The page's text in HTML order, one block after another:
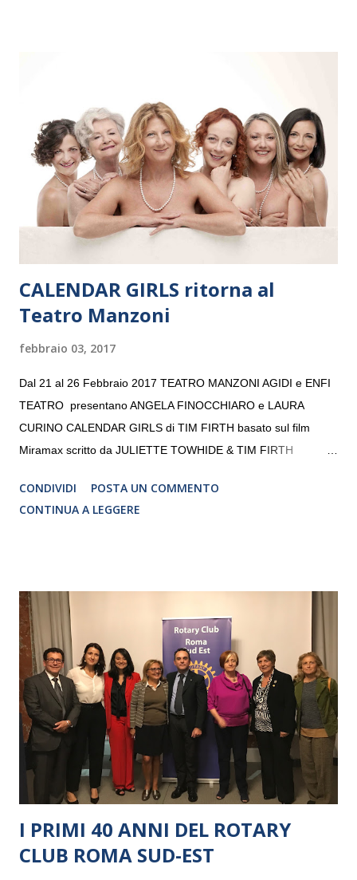
“Settembre dell’Accademia” dove si esibirà per il secondo anno
consecutivo. Il pubblico milanese avrà il piacere di applaudire i
giovani artisti della Baltic Sea Youth Philharmonic per la quarta
volta. L’orchestra, fondata nel 2008 da Kristjan Järvi (affiancato
da un prestigioso consiglio di consulent...
CALENDAR GIRLS ritorna al
Teatro Manzoni
febbraio 03, 2017
Dal 21 al 26 Febbraio 2017 TEATRO MANZONI AGIDI e ENFI
TEATRO presentano ANGELA FINOCCHIARO e LAURA
CURINO CALENDAR GIRLS di TIM FIRTH basato sul film
Miramax scritto da JULIETTE TOWHIDE & TIM FIRTH
CRISTINA PEZZOLI
CONDIVIDI
POSTA UN COMMENTO
CONTINUA A LEGGERE
I PRIMI 40 ANNI DEL ROTARY
CLUB ROMA SUD-EST